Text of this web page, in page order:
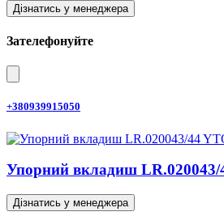
Дізнатись у менеджера
Зателефонуйте
+380939915050
Упорний вкладиш
Дізнатись у менеджера